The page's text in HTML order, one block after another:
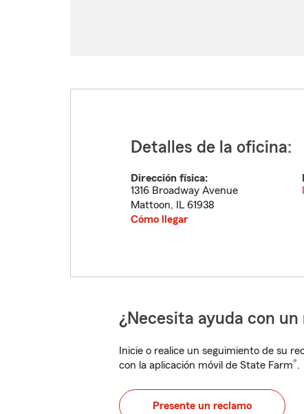
Detalles de la oficina:
Dirección física:
1316 Broadway Avenue
Mattoon, IL 61938
Cómo llegar
¿Necesita ayuda con un
Inicie o realice un seguimiento de su
con la aplicación móvil de State Farm®.
Presente un reclamo